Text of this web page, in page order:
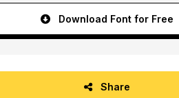
Download Font for Free
Share